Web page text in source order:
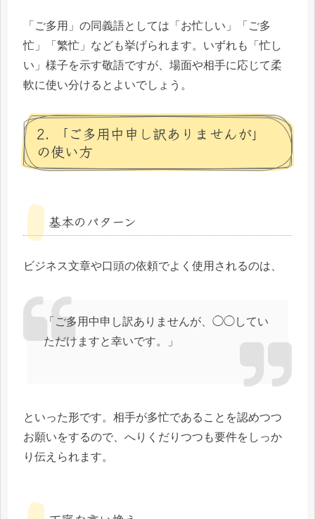
「ご多用」の同義語としては「お忙しい」「ご多
忙」「繁忙」なども挙げられます。いずれも「忙し
い」様子を示す敬語ですが、場面や相手に応じて柔
軟に使い分けるとよいでしょう。
2. 「ご多用中申し訳ありませんが」
の使い方
基本のパターン
ビジネス文章や口頭の依頼でよく使用されるのは、
「ご多用中申し訳ありませんが、◯◯してい
ただけますと幸いです。」
といった形です。相手が多忙であることを認めつつ
お願いをするので、へりくだりつつも要件をしっか
り伝えられます。